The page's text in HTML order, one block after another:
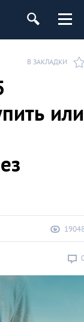
В ЗАКЛАДКИ
или